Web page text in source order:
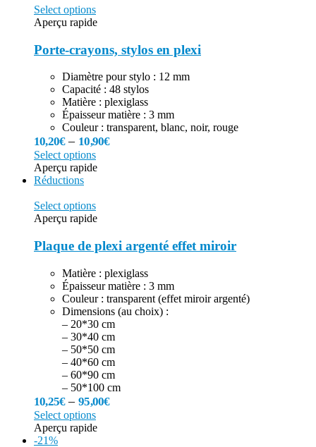
Select options
Aperçu rapide
Porte-crayons, stylos en plexi
Diamètre pour stylo : 12 mm
Capacité : 48 stylos
Matière : plexiglass
Épaisseur matière : 3 mm
Couleur : transparent, blanc, noir, rouge
10,20€– 10,90€
Select options
Aperçu rapide
Réductions
Select options
Aperçu rapide
Plaque de plexi argenté effet miroir
Matière : plexiglass
Épaisseur matière : 3 mm
Couleur : transparent (effet miroir argenté)
Dimensions (au choix) :
– 20*30 cm
– 30*40 cm
– 50*50 cm
– 40*60 cm
– 60*90 cm
– 50*100 cm
10,25€–95,00€
Select options
Aperçu rapide
-21%